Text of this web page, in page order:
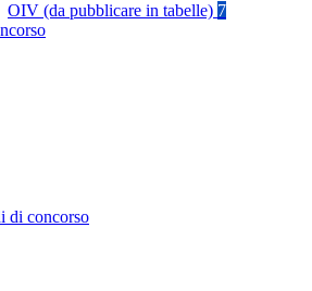
OIV (da pubblicare in tabelle) 7
di concorso